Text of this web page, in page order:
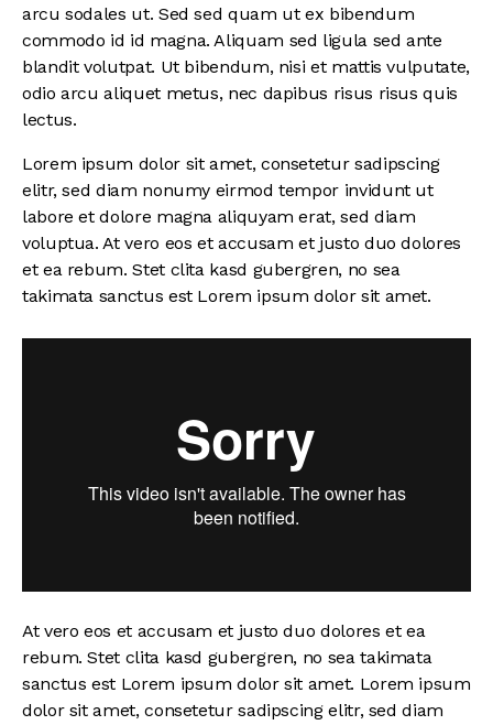
arcu sodales ut. Sed sed quam ut ex bibendum
commodo id id magna. Aliquam sed ligula sed ante
blandit volutpat. Ut bibendum, nisi et mattis vulputate,
odio arcu aliquet metus, nec dapibus risus risus quis
lectus.
Lorem ipsum dolor sit amet, consetetur sadipscing
elitr, sed diam nonumy eirmod tempor invidunt ut
labore et dolore magna aliquyam erat, sed diam
voluptua. At vero eos et accusam et justo duo dolores
et ea rebum. Stet clita kasd gubergren, no sea
takimata sanctus est Lorem ipsum dolor sit amet.
At vero eos et accusam et justo duo dolores et ea
rebum. Stet clita kasd gubergren, no sea takimata
sanctus est Lorem ipsum dolor sit amet. Lorem ipsum
dolor sit amet, consetetur sadipscing elitr, sed diam